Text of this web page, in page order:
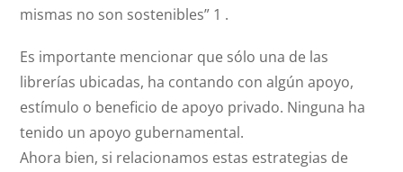
mismas no son sostenibles” 1 .
Es importante mencionar que sólo una de las
librerías ubicadas, ha contando con algún apoyo,
estímulo o beneficio de apoyo privado. Ninguna ha
tenido un apoyo gubernamental.
Ahora bien, si relacionamos estas estrategias de